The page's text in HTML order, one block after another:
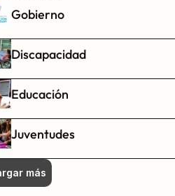
Gobierno
Discapacidad
Educación
Juventudes
más